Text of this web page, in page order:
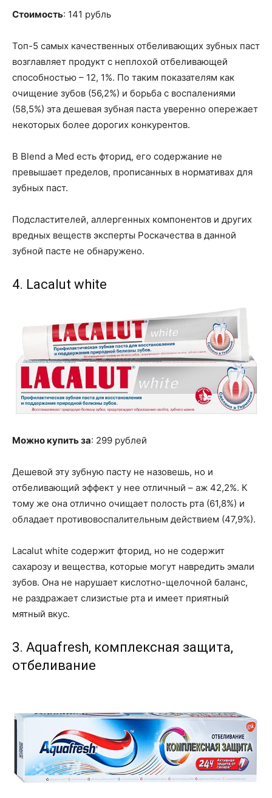
Стоимость: 141 рубль
Топ-5 самых качественных отбеливающих зубных паст
возглавляет продукт с неплохой отбеливающей
способностью – 12, 1%. По таким показателям как
очищение зубов (56,2%) и борьба с воспалениями
(58,5%) эта дешевая зубная паста уверенно опережает
некоторых более дорогих конкурентов.
В Blend a Med есть фторид, его содержание не
превышает пределов, прописанных в нормативах для
зубных паст.
Подсластителей, аллергенных компонентов и других
вредных веществ эксперты Роскачества в данной
зубной пасте не обнаружено.
4. Lacalut white
Можно купить за: 299 рублей
Дешевой эту зубную пасту не назовешь, но и
отбеливающий эффект у нее отличный – аж 42,2%. К
тому же она отлично очищает полость рта (61,8%) и
обладает противовоспалительным действием (47,9%).
Lacalut white содержит фторид, но не содержит
сахарозу и вещества, которые могут навредить эмали
зубов. Она не нарушает кислотно-щелочной баланс,
не раздражает слизистые рта и имеет приятный
мятный вкус.
3. Aquafresh, комплексная защита,
отбеливание